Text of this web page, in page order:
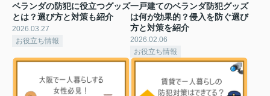
ベランダの防犯に役立つグッズ
とは？選び方と対策も紹介
2026.03.27
お役立ち情報
一戸建てのベランダ防犯グッズ
は何が効果的？侵入を防ぐ選び
方と対策を紹介
2026.02.06
お役立ち情報